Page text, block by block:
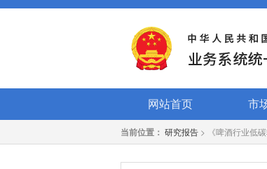
网站首页 市
当前位置： 研究报告 > 《啤酒行业低